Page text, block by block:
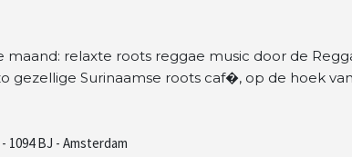
maand: relaxte roots reggae music door de
gezellige Surinaamse roots caf�, op de hoek
1094 BJ - Amsterdam